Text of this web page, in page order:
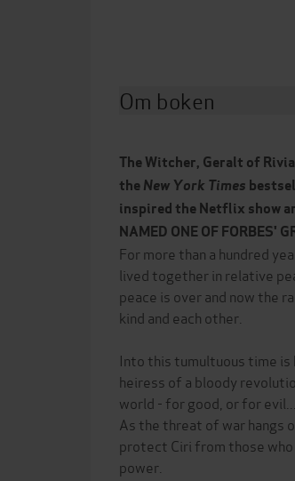
Om boken
The Witcher, Geralt of
theNew York Times
inspired the Netflix show
NAMED ONE OF FORBES'
For more than a hundred
lived together in relative
peace is over and now the
kind and each other.
Into this tumultuous time is
heiress of a bloody
world - for good, or for evil...
As the threat of war hangs
protect Ciri from those
power.